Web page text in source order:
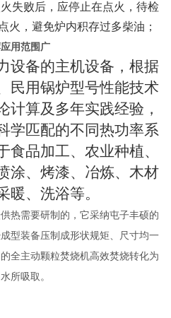
失败后，应停止在点火，待检
火，避免炉内积存过多柴油；
用范围广
设备的主机设备，根据
民用锅炉型号性能技术
计算及多年实践经验，
学匹配的不同热功率系
食品加工、农业种植、
涂、烤漆、冶炼、木材
暖、洗浴等。
热需要研制的，它采纳屯子丰硕的
型装备压制成形状规矩、尺寸均一
全主动颗粒焚烧机高效焚烧转化为
所吸取。